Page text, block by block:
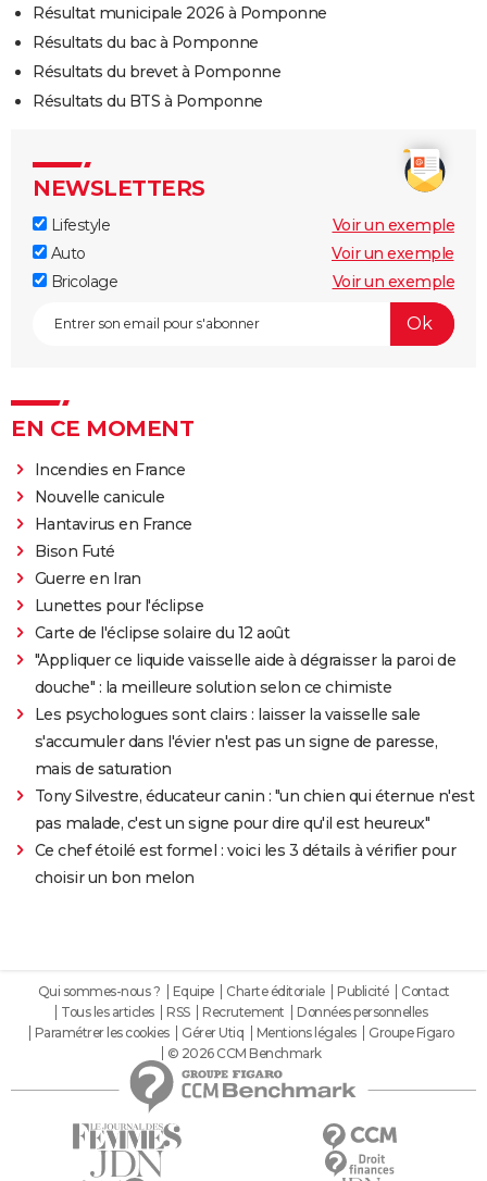
Résultat municipale 2026 à Pomponne
Résultats du bac à Pomponne
Résultats du brevet à Pomponne
Résultats du BTS à Pomponne
NEWSLETTERS
Lifestyle
Voir un exemple
Auto
Voir un exemple
Bricolage
Voir un exemple
EN CE MOMENT
Incendies en France
Nouvelle canicule
Hantavirus en France
Bison Futé
Guerre en Iran
Lunettes pour l'éclipse
Carte de l'éclipse solaire du 12 août
"Appliquer ce liquide vaisselle aide à dégraisser la paroi de
douche" : la meilleure solution selon ce chimiste
Les psychologues sont clairs : laisser la vaisselle sale
s'accumuler dans l'évier n'est pas un signe de paresse,
mais de saturation
Tony Silvestre, éducateur canin : "un chien qui éternue n'est
pas malade, c'est un signe pour dire qu'il est heureux"
Ce chef étoilé est formel : voici les 3 détails à vérifier pour
choisir un bon melon
Qui sommes-nous ? Equipe Charte éditoriale Publicité
Contact
Tous les articles
RSS Recrutement
Données personnelles
Paramétrer les cookies
Gérer Utiq Mentions légales
Groupe Figaro
© 2026 CCM Benchmark